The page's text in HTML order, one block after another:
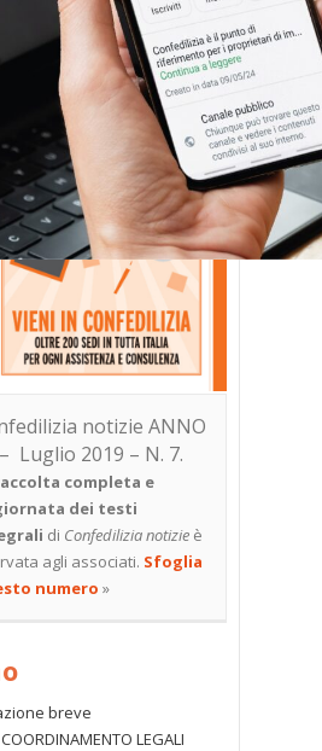
notizie ANNO
Luglio 2019 – N. 7.
completa e
dei testi
di Confedilizia notizie è
agli associati. Sfoglia
numero »
breve
LEGALI